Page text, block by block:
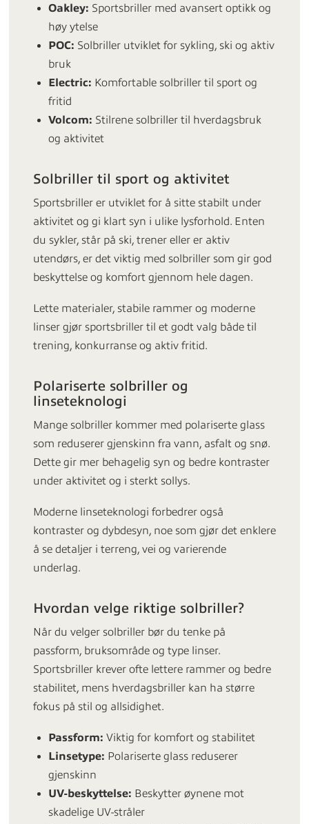
Oakley: Sportsbriller med avansert optikk og
høy ytelse
POC: Solbriller utviklet for sykling, ski og aktiv
bruk
Electric: Komfortable solbriller til sport og
fritid
Volcom: Stilrene solbriller til hverdagsbruk
og aktivitet
Solbriller til sport og aktivitet
Sportsbriller er utviklet for å sitte stabilt under
aktivitet og gi klart syn i ulike lysforhold. Enten
du sykler, står på ski, trener eller er aktiv
utendørs, er det viktig med solbriller som gir god
beskyttelse og komfort gjennom hele dagen.
Lette materialer, stabile rammer og moderne
linser gjør sportsbriller til et godt valg både til
trening, konkurranse og aktiv fritid.
Polariserte solbriller og
linseteknologi
Mange solbriller kommer med polariserte glass
som reduserer gjenskinn fra vann, asfalt og snø.
Dette gir mer behagelig syn og bedre kontraster
under aktivitet og i sterkt sollys.
Moderne linseteknologi forbedrer også
kontraster og dybdesyn, noe som gjør det enklere
å se detaljer i terreng, vei og varierende
underlag.
Hvordan velge riktige solbriller?
Når du velger solbriller bør du tenke på
passform, bruksområde og type linser.
Sportsbriller krever ofte lettere rammer og bedre
stabilitet, mens hverdagsbriller kan ha større
fokus på stil og allsidighet.
Passform: Viktig for komfort og stabilitet
Linsetype: Polariserte glass reduserer
gjenskinn
UV-beskyttelse: Beskytter øynene mot
skadelige UV-stråler